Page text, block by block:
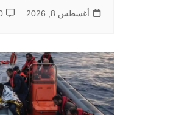
أغسطس 8, 2026